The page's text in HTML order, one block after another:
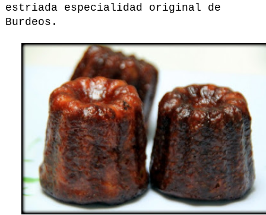
estriada especialidad original de
Burdeos.